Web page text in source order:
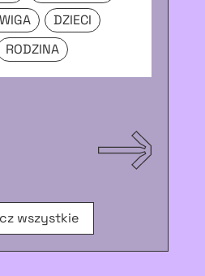
DZIECI
RODZINA
wszystkie